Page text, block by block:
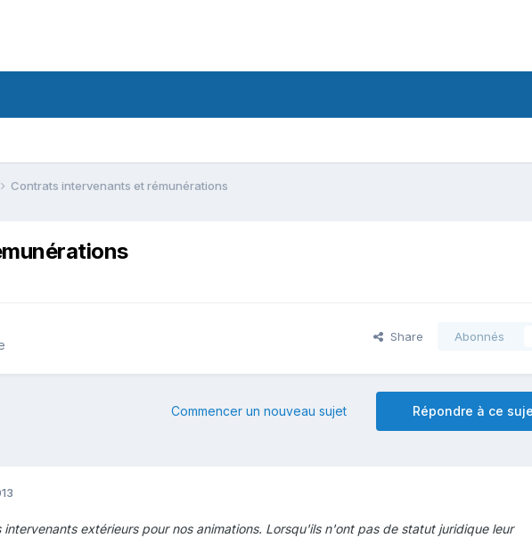
Contrats intervenants et rémunérations
Share Abonnés
Répondre à ce
Commencer un nouveau sujet
intervenants extérieurs pour nos animations. Lorsqu'ils n'ont pas de statut juridique leur